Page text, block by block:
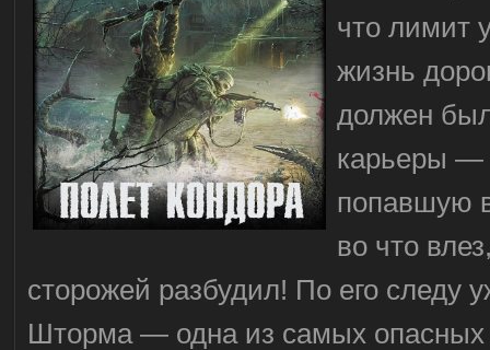
что лимит
жизнь
должен
карьеры —
попавшую
во что
сторожей разбудил! По его следу
Шторма — одна из самых